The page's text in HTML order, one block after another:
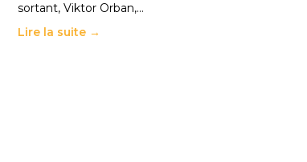
sortant, Viktor Orban,…
Lire la suite →